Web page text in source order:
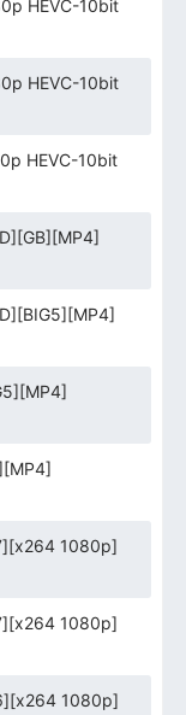
HEVC-10bit
HEVC-10bit
HEVC-10bit
1080p]
1080p]
1080p]